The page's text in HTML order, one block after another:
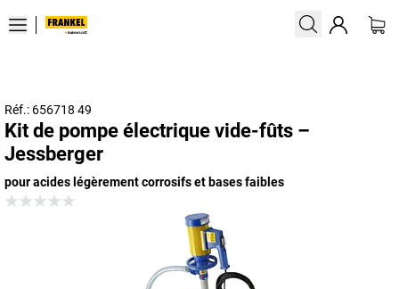
Réf.: 656718 49
Kit de pompe électrique vide-fûts –
Jessberger
pour acides légèrement corrosifs et bases faibles